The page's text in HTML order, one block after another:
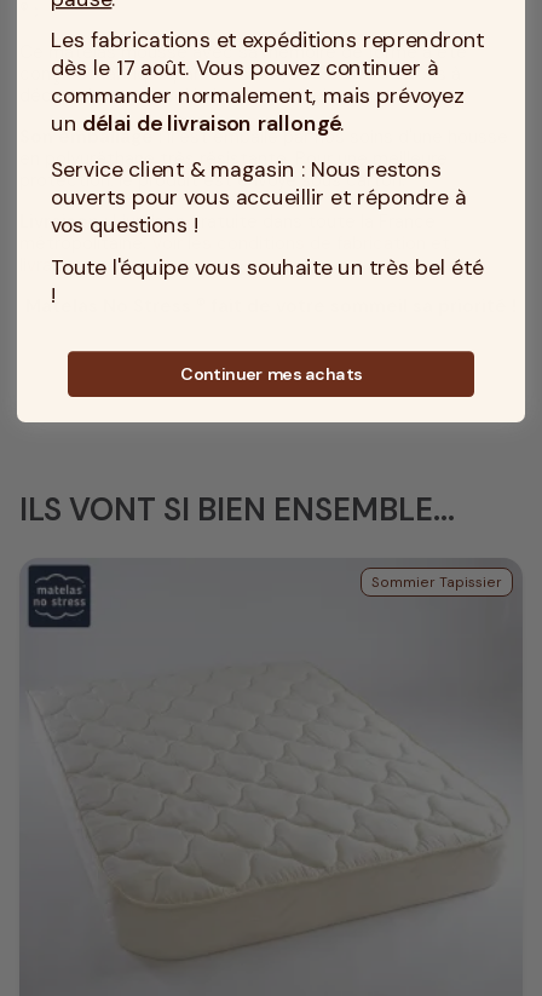
Ce matelas mousse avec sa mémoire de forme a été
conçu et fabriqué par nos soins, nous vous invitons à
découvrir notre société et savoir qui nous sommes.
Son emballage: Il est emballé par nos soins d'une housse
en polyuréthane très résistante. Pour une meilleure
protection, le produit est envoyé sous carton.
Livraison: Livraison gratuite dans toute la France
métropolitaine.
livraison.
Matelas No Stress ® fait de votre sommeil sa priorité !
ILS VONT SI BIEN ENSEMBLE...
Sommier Tapissier
Les fabrications et expéditions reprendront
dès le 17 août. Vous pouvez continuer à
commander normalement, mais prévoyez
un délai de livraison rallongé.
Service client & magasin : Nous restons
ouverts pour vous accueillir et répondre à
vos questions !
Toute l'équipe vous souhaite un très bel été
!
Continuer mes achats